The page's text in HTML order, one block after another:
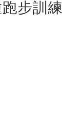
步訓練